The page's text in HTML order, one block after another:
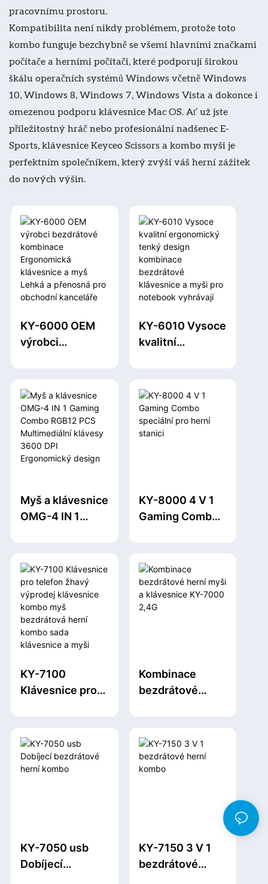
pracovnímu prostoru.
Kompatibilita není nikdy problémem, protože toto
kombo funguje bezchybně se všemi hlavními značkami
počítače a herními počítači, které podporují širokou
škálu operačních systémů Windows včetně Windows
10, Windows 8, Windows 7, Windows Vista a dokonce i
omezenou podporu klávesnice Mac OS. Ať už jste
příležitostný hráč nebo profesionální nadšenec E-
Sports, klávesnice Keyceo Scissors a kombo myši je
perfektním společníkem, který zvýší váš herní zážitek
do nových výšin.
KY-6000 OEM
výrobci
Ergonomická
klávesnice a myš
Lehká a
přenosná pro
obchodní
KY-6010 Vysoce
kvalitní
kombinace
bezdrátové
klávesnice a
myši pro
pro firemní
Office Games
Myš a klávesnice
OMG-4 IN 1
Multimediální
klávesy 3600
DPI Ergonomický
design
KY-8000 4 V 1
Gaming Combo
KY-7100
Klávesnice pro
klávesnice
kombo myš
bezdrátová herní
Kombinace
bezdrátové
7000 2,4G
KY-7050 usb
Dobíjecí
KY-7150 3 V 1
bezdrátové